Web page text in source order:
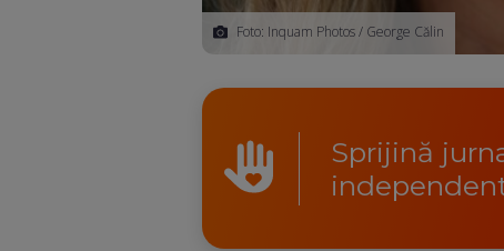
Foto: Inquam Photos / George Călin
Sprijină